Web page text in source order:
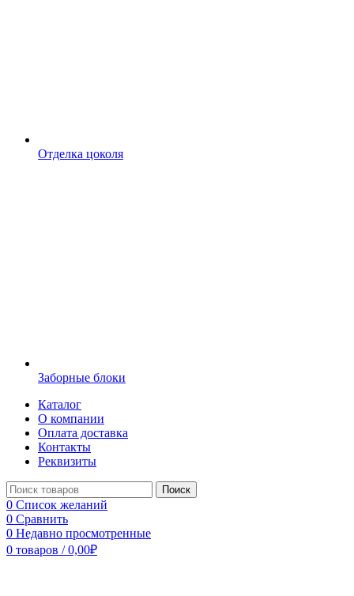
Отделка цоколя
Заборные блоки
Каталог
О компании
Оплата доставка
Контакты
Реквизиты
Поиск
0 Список желаний
0 Сравнить
0 Недавно просмотренные
0 товаров / 0,00₽